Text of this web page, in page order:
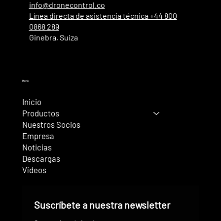
info@dronecontrol.co
Línea directa de asistencia técnica +44 800
0868 289
Ginebra, Suiza
Menú
Inicio
Productos
Nuestros Socios
Empresa
Noticias
Descargas
Vídeos
Suscríbete a nuestra newsletter